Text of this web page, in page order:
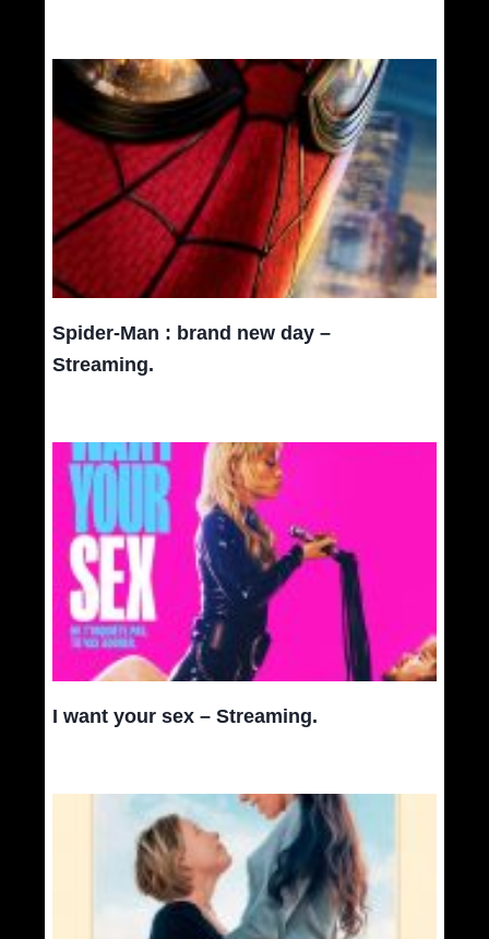
Spider-Man : brand new day –
Streaming.
I want your sex – Streaming.